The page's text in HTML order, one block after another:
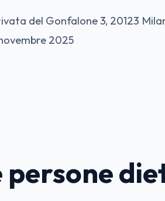
del Gonfalone 3, 20123
2025
persone